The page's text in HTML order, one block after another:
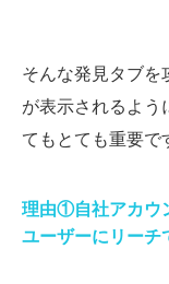
そんな発見タブを
が表示されるよう
てもとても重要で
理由①自社アカウ
ユーザーにリーチ